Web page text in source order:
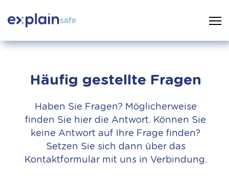
Häufig gestellte Fragen
Haben Sie Fragen? Möglicherweise
finden Sie hier die Antwort. Können Sie
keine Antwort auf Ihre Frage finden?
Setzen Sie sich dann über das
Kontaktformular mit uns in Verbindung.